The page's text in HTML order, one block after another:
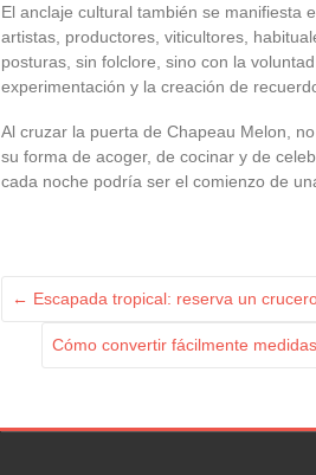
El anclaje cultural también se manifiesta
artistas, productores, viticultores,
posturas, sin folclore, sino con la
experimentación y la creación de
Al cruzar la puerta de Chapeau Melon,
su forma de acoger, de cocinar y de
cada noche podría ser el comienzo de
← Escapada tropical: reserva un
Cómo convertir fácilmente